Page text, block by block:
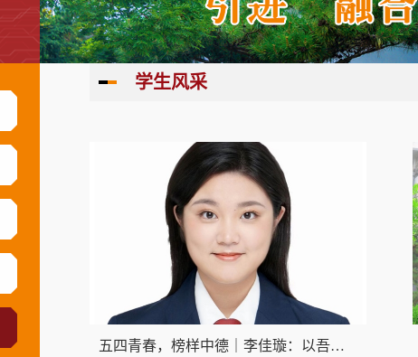
学生风采
五四青春，榜样中德｜李佳璇：以吾辈微火，汇青春之炬